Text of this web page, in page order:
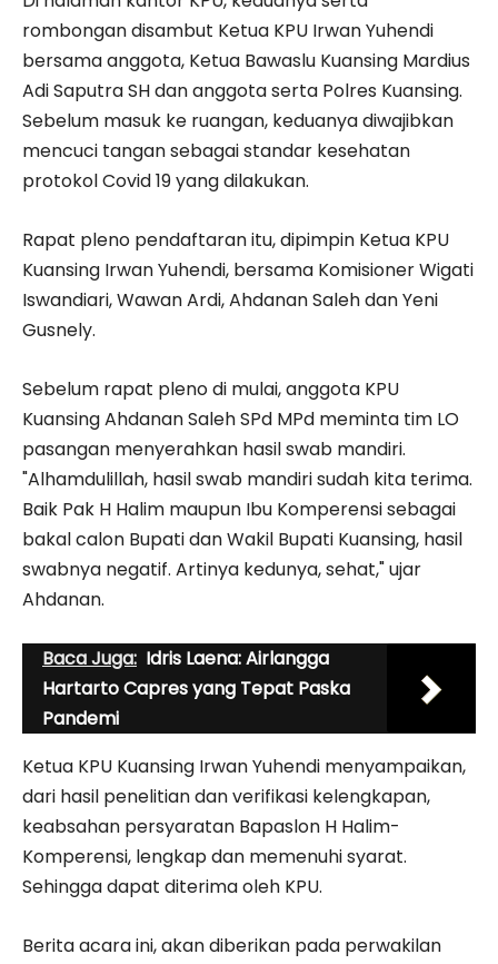
rombongan disambut Ketua KPU Irwan Yuhendi
bersama anggota, Ketua Bawaslu Kuansing Mardius
Adi Saputra SH dan anggota serta Polres Kuansing.
Sebelum masuk ke ruangan, keduanya diwajibkan
mencuci tangan sebagai standar kesehatan
protokol Covid 19 yang dilakukan.
Rapat pleno pendaftaran itu, dipimpin Ketua KPU
Kuansing Irwan Yuhendi, bersama Komisioner Wigati
Iswandiari, Wawan Ardi, Ahdanan Saleh dan Yeni
Gusnely.
Sebelum rapat pleno di mulai, anggota KPU
Kuansing Ahdanan Saleh SPd MPd meminta tim LO
pasangan menyerahkan hasil swab mandiri.
"Alhamdulillah, hasil swab mandiri sudah kita terima.
Baik Pak H Halim maupun Ibu Komperensi sebagai
bakal calon Bupati dan Wakil Bupati Kuansing, hasil
swabnya negatif. Artinya kedunya, sehat," ujar
Ahdanan.
Baca Juga: Idris Laena: Airlangga
Hartarto Capres yang Tepat Paska
Pandemi
Ketua KPU Kuansing Irwan Yuhendi menyampaikan,
dari hasil penelitian dan verifikasi kelengkapan,
keabsahan persyaratan Bapaslon H Halim-
Komperensi, lengkap dan memenuhi syarat.
Sehingga dapat diterima oleh KPU.
Berita acara ini, akan diberikan pada perwakilan